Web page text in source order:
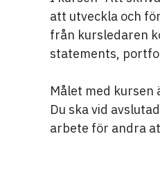
att utveckla och
från kursledaren
statements,
Målet med
Du ska vid
arbete för andra